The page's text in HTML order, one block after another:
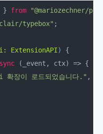
} from
"@mariozechner/
typebox" ;
ExtensionAPI) {
(_event, ctx) => {
장이 로드되었습니다." ,